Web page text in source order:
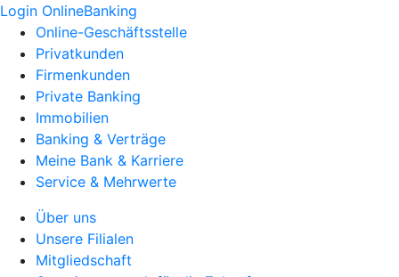
Login OnlineBanking
Online-Geschäftsstelle
Privatkunden
Firmenkunden
Private Banking
Immobilien
Banking & Verträge
Meine Bank & Karriere
Service & Mehrwerte
Über uns
Unsere Filialen
Mitgliedschaft